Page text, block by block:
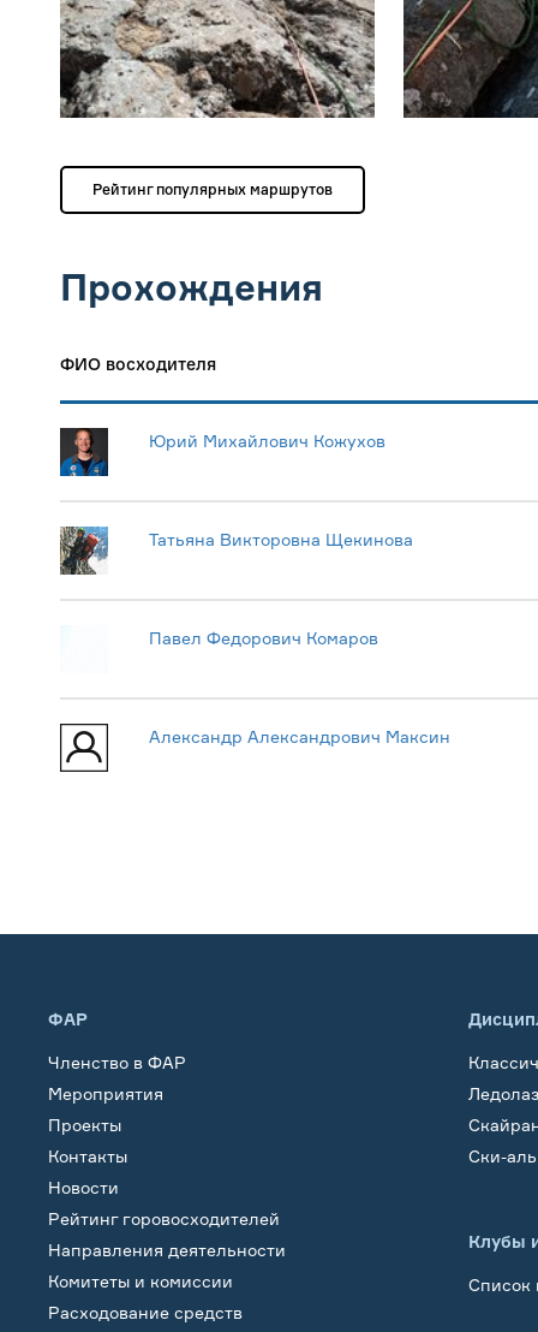
Рейтинг популярных маршрутов
Прохождения
ФИО восходителя
Юрий Михайлович Кожухов
Татьяна Викторовна Щекинова
Павел Федорович Комаров
Александр Александрович Максин
ФАР
Членство в ФАР
Мероприятия
Проекты
Контакты
Новости
Рейтинг горовосходителей
Направления деятельности
Комитеты и комиссии
Расходование средств
Ски-
Клубы
Список